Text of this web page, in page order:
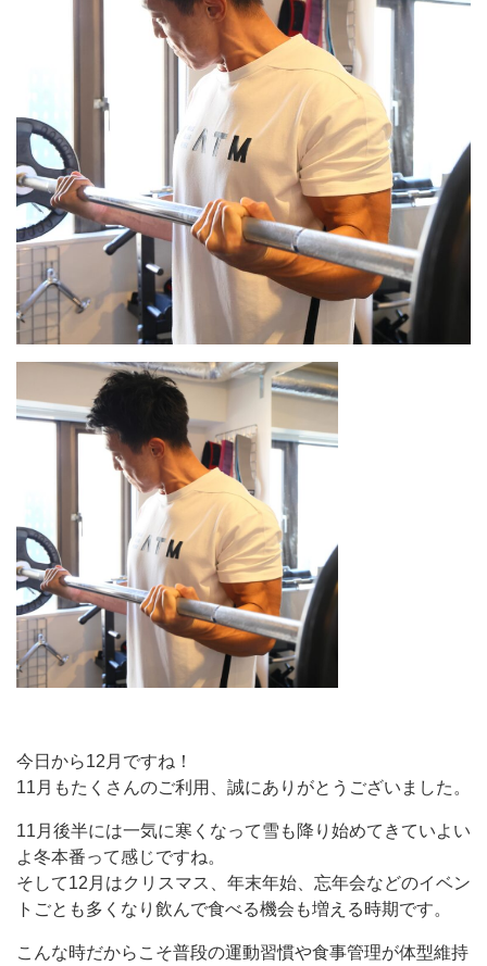
今日から12月ですね！
11月もたくさんのご利用、誠にありがとうございました。
11月後半には一気に寒くなって雪も降り始めてきていよい
よ冬本番って感じですね。
そして12月はクリスマス、年末年始、忘年会などのイベン
トごとも多くなり飲んで食べる機会も増える時期です。
こんな時だからこそ普段の運動習慣や食事管理が体型維持